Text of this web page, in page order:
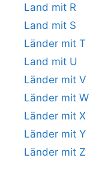
Land mit R
Land mit S
Länder mit T
Land mit U
Länder mit V
Länder mit W
Länder mit X
Länder mit Y
Länder mit Z